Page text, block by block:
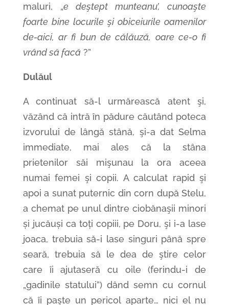
maluri, „e deştept munteanu’, cunoaşte
foarte bine locurile şi obiceiurile oamenilor
de-aici, ar fi bun de călăuză, oare ce-o fi
vrând să facă?”
Dulăul
A continuat să-l urmărească atent şi,
văzând că intră în pădure căutând poteca
izvorului de lângă stână, şi-a dat Selma
immediate, mai ales că la stâna
prietenilor săi mişunau la ora aceea
numai femei şi copii. A calculat rapid şi
apoi a sunat puternic din corn după Stelu,
a chemat pe unul dintre ciobănaşii minori
și jucăuși ca toți copiii, pe Doru, şi i-a lase
joaca, trebuia să-i lase singuri până spre
seară, trebuia să le dea de ştire celor
care îi ajutaseră cu oile (ferindu-i de
„gadinile statului”) dând semn cu cornul
că îi paşte un pericol aparte… nici el nu